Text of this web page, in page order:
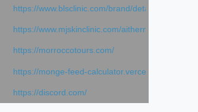
https://www.blsclinic.com/brand/
https://www.mjskinclinic.com/aithermage
https://morroccotours.com/
https://monge-feed-calculator.vercel.app/feed-
https://discord.com/